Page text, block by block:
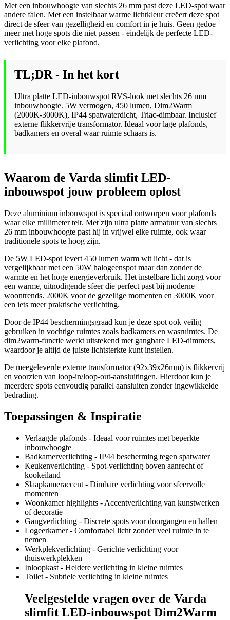
Met een inbouwhoogte van slechts 26 mm past deze LED-spot waar
andere falen. Met een instelbaar warme lichtkleur creëert deze spot
direct de sfeer van gezelligheid en comfort in je huis. Geen gedoe
meer met hoge spots die niet passen - eindelijk de perfecte LED-
verlichting voor elke plafond.
TL;DR - In het kort
Ultra platte LED-inbouwspot RVS-look met slechts 26 mm
inbouwhoogte. 5W vermogen, 450 lumen, Dim2Warm
(2000K-3000K), IP44 spatwaterdicht, Triac-dimbaar. Inclusief
externe flikkervrije transformator. Ideaal voor lage plafonds,
badkamers en overal waar ruimte schaars is.
Waarom de Varda slimfit LED-
inbouwspot jouw probleem oplost
Deze aluminium inbouwspot is speciaal ontworpen voor plafonds
waar elke millimeter telt. Met zijn ultra platte armatuur van slechts
26 mm inbouwhoogte past hij in vrijwel elke ruimte, ook waar
traditionele spots te hoog zijn.
De 5W LED-spot levert 450 lumen warm wit licht - dat is
vergelijkbaar met een 50W halogeenspot maar dan zonder de
warmte en het hoge energieverbruik. Het instelbare licht zorgt voor
een warme, uitnodigende sfeer die perfect past bij moderne
woontrends. 2000K voor de gezellige momenten en 3000K voor
een iets meer praktische verlichting.
Door de IP44 beschermingsgraad kun je deze spot ook veilig
gebruiken in vochtige ruimtes zoals badkamers en wasruimtes. De
dim2warm-functie werkt uitstekend met gangbare LED-dimmers,
waardoor je altijd de juiste lichtsterkte kunt instellen.
De meegeleverde externe transformator (92x39x26mm) is flikkervrij
en voorzien van loop-in/loop-out-aansluitingen. Hierdoor kun je
meerdere spots eenvoudig parallel aansluiten zonder ingewikkelde
bedrading.
Toepassingen & Inspiratie
Verlaagde plafonds - Ideaal voor ruimtes met beperkte
inbouwhoogte
Badkamerverlichting - IP44 bescherming tegen spatwater
Keukenverlichting - Spot-verlichting boven aanrecht of
kookeiland
Slaapkameraccent - Dimbare verlichting voor sfeervolle
momenten
Woonkamer highlights - Accentverlichting van kunstwerken
of decoratie
Gangverlichting - Discrete spots voor doorgangen en hallen
Logeerkamer - Comfortabel licht zonder veel ruimte in te
nemen
Werkplekverlichting - Gerichte verlichting voor
thuiswerkplekken
Inloopkast - Heldere verlichting in kleine ruimtes
Toilet - Subtiele verlichting in kleine ruimtes
Veelgestelde vragen over de Varda
slimfit LED-inbouwspot Dim2Warm